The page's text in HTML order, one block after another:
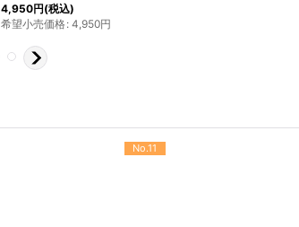
4,950円(税込)
希望小売価格: 4,950円
No.11